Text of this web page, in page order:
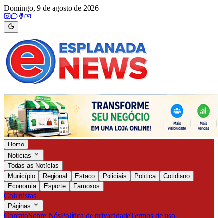
Domingo, 9 de agosto de 2026
Home
Notícias
Todas as Notícias
Município
Regional Estado Policiais Política
Cotidiano
Economia
Esporte Famosos
Colunistas
Páginas
ContatoSobre NósPolítica de privacidadeTermos de uso